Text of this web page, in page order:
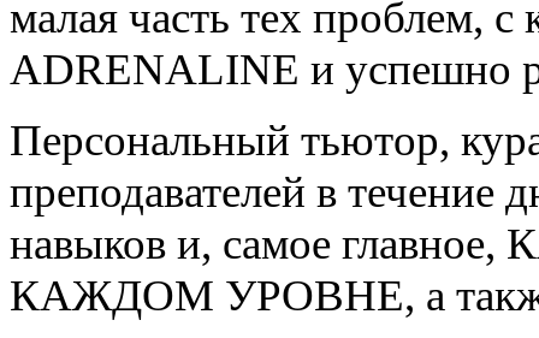
малая часть тех проблем,
ADRENALINE и успешно
Персональный тьютор,
преподавателей в течение
навыков и, самое
КАЖДОМ УРОВНЕ, а также